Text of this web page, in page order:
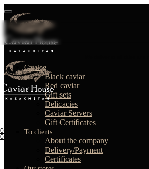
We deliver to all cities
0
0
Catalog
Black caviar
Red caviar
Gift sets
Delicacies
Caviar Servers
Gift Certificates
To clients
About the company
Delivery/Payment
Certificates